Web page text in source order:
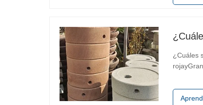
¿Cuáles
Buena